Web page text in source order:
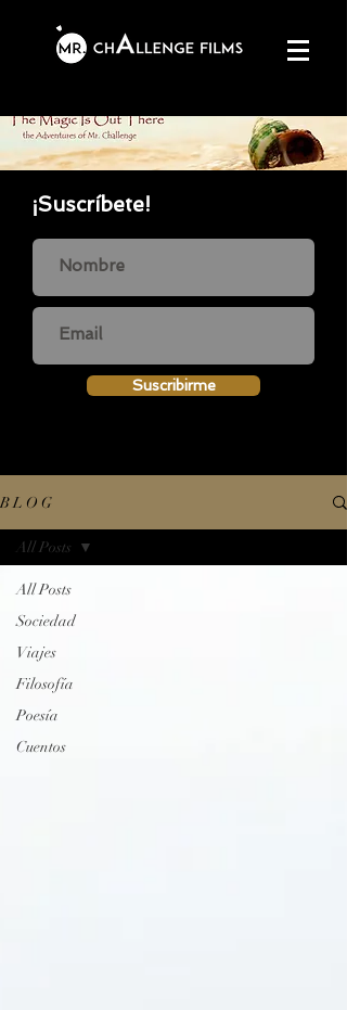
¡Suscríbete!
Suscribirme
B L O G
All Posts
Sociedad
Viajes
Filosofía
Poesía
Cuentos
All Posts